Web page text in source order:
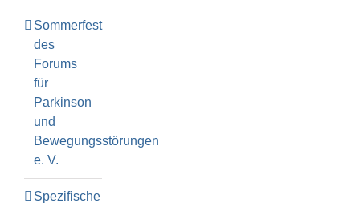
Sommerfest
des
Forums
für
Parkinson
und
Bewegungsstörungen
e. V.
Spezifische